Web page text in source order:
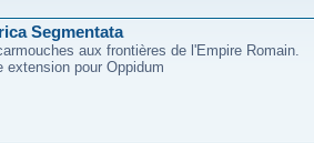
Segmentata
aux frontières de l'Empire Romain.
extension pour Oppidum